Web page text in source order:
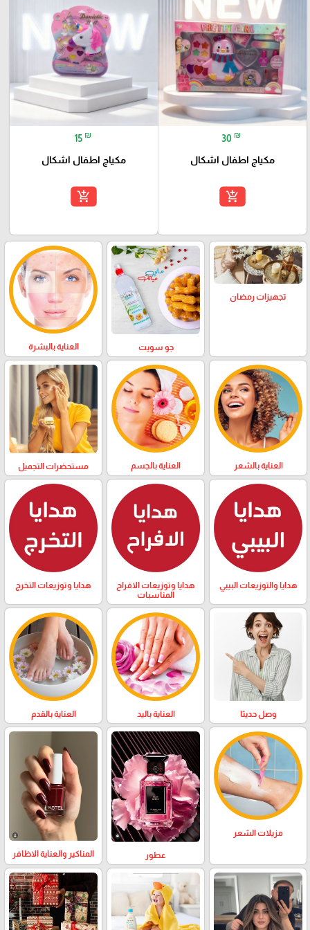
30 ₪
مكياج اطفال اشكال
add_shopping_cart
15 ₪
مكياج اطفال اشكال
add_shopping_cart
تجهيزات رمضان
جو سويت العناية بالبشرة
العناية بالشعر العناية بالجسم مستحضرات التجميل
هدايا والتوزيعات البيبي
هدايا وتوزيعات الافراح
المناسبات
هدايا وتوزيعات التخرج
وصل حديثا العناية باليد العناية بالقدم
مزيلات الشعر
عطور المناكير والعناية الاظافر